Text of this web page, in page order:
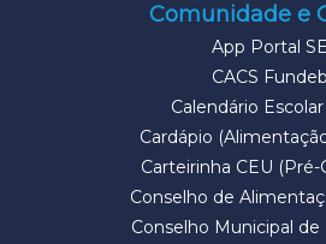
Comunidade e
App Portal SE
CACS Fundeb
Calendário
Cardápio
Carteirinha CEU (Pré-
Conselho de
Conselho Municipal de